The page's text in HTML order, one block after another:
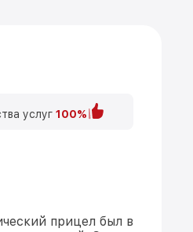
услуг 100%
прицел был в